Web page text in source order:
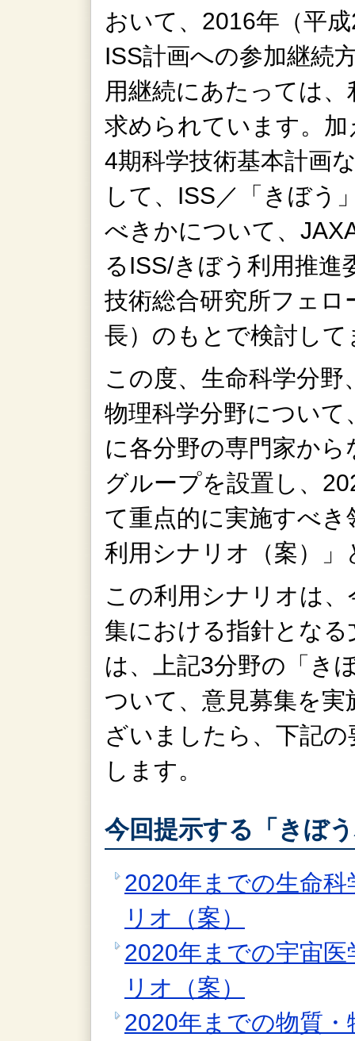
おいて、2016年（平
ISS計画への参加継続
用継続にあたっては
求められています。
4期科学技術基本計画
して、ISS／「きぼう
べきかについて、
るISS/きぼう利用推進
技術総合研究所フェロ
長）のもとで検討し
この度、生命科学分
物理科学分野につい
に各分野の専門家か
グループを設置し、
て重点的に実施すべ
利用シナリオ（案）
この利用シナリオは
集における指針とな
は、上記3分野の「き
ついて、意見募集を
ざいましたら、下記
します。
今回提示する「きぼ
2020年までの生命
リオ（案）
2020年までの宇宙
リオ（案）
2020年までの物質